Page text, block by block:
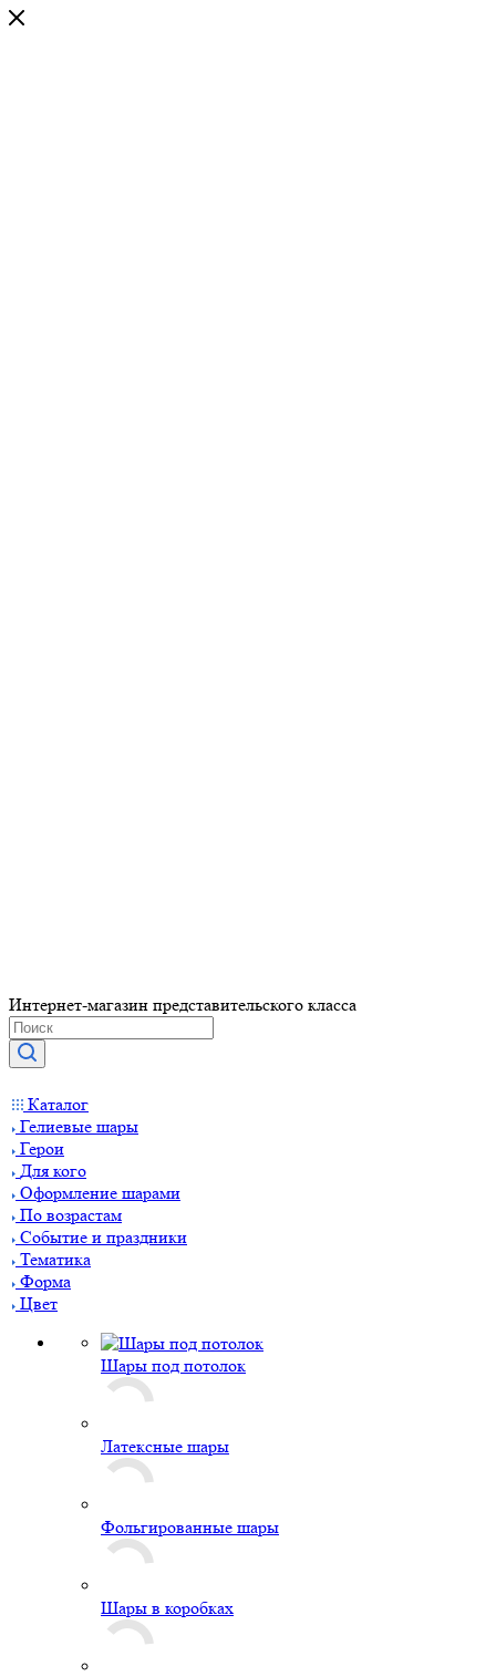
Интернет-магазин представительского класса
Каталог
Гелиевые шары
Герои
Для кого
Оформление шарами
По возрастам
Событие и праздники
Тематика
Форма
Цвет
Шары под потолок
Латексные шары
Фольгированные шары
Шары в коробках